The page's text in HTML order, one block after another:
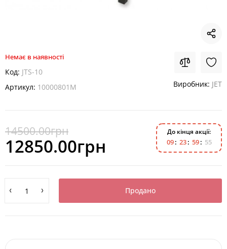
Немає в наявності
Код: JTS-10
Артикул: 10000801M Виробник: JET
14500.00грн
12850.00грн
До кінця акції:
09 23 59 54
Продано